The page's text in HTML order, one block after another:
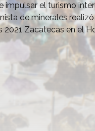
impulsar el turismo
de minerales
2021 Zacatecas en el